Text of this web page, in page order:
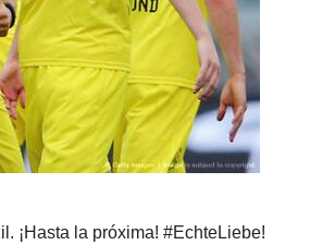
¡Hasta la próxima! #EchteLiebe!